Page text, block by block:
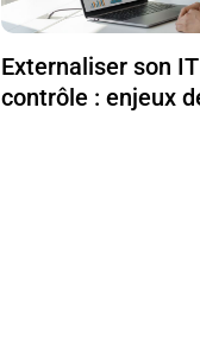
Externaliser son
contrôle : enjeux